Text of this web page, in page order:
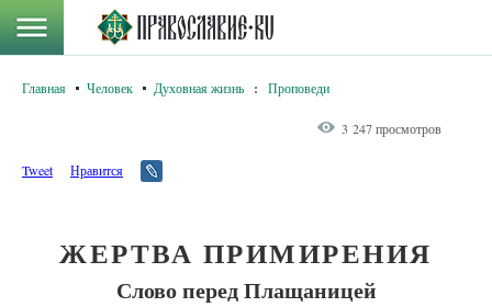
Главная Человек Духовная жизнь : Проповеди
3 247 просмотров
Tweet Нравится
ЖЕРТВА ПРИМИРЕНИЯ
Слово перед Плащаницей